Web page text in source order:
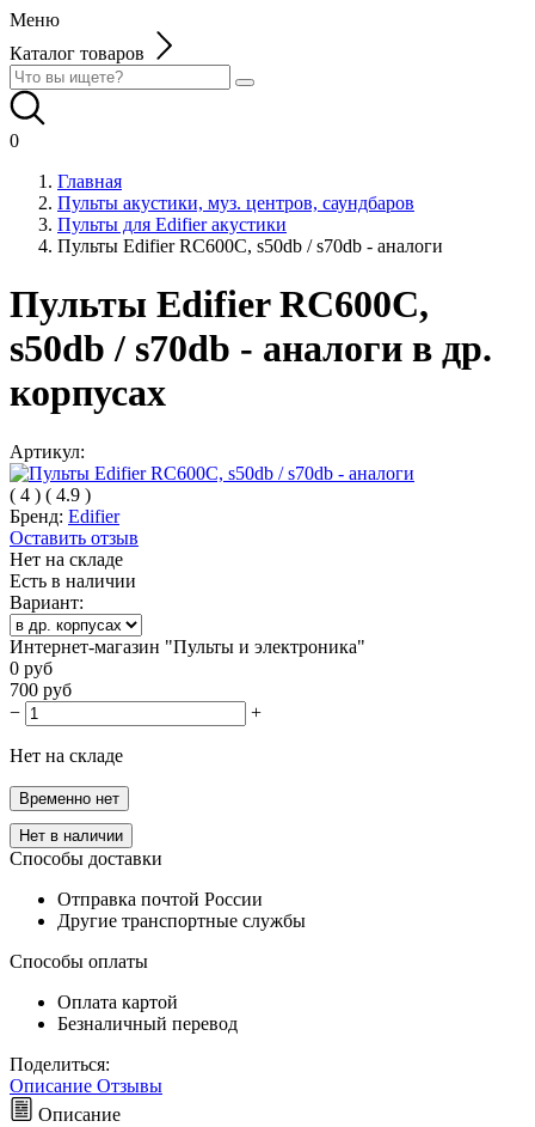
Меню
Каталог товаров
0
Главная
Пульты акустики, муз. центров, саундбаров
Пульты для Edifier акустики
Пульты Edifier RC600C, s50db / s70db - аналоги
Пульты Edifier RC600C,
s50db / s70db - аналоги в др.
корпусах
Артикул:
( 4 ) ( 4.9 )
Бренд: Edifier
Оставить отзыв
Нет на складе
Есть в наличии
Вариант:
Интернет-магазин "Пульты и электроника"
0 руб
700 руб
−
+
Нет на складе
Временно нет
Нет в наличии
Способы доставки
Отправка почтой России
Другие транспортные службы
Способы оплаты
Оплата картой
Безналичный перевод
Поделиться:
Описание Отзывы
Описание